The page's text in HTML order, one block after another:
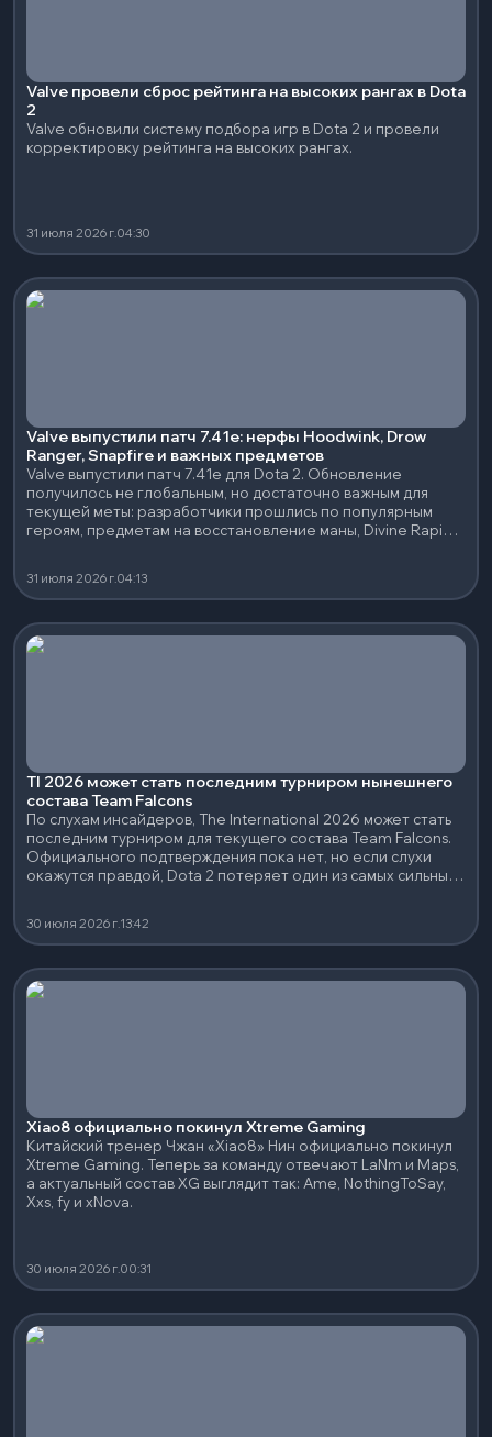
Valve провели сброс рейтинга на высоких рангах в Dota
2
Valve обновили систему подбора игр в Dota 2 и провели
корректировку рейтинга на высоких рангах.
31 июля 2026 г.04:30
Valve выпустили патч 7.41e: нерфы Hoodwink, Drow
Ranger, Snapfire и важных предметов
Valve выпустили патч 7.41e для Dota 2. Обновление
получилось не глобальным, но достаточно важным для
текущей меты: разработчики прошлись по популярным
героям, предметам на восстановление маны, Divine Rapier
31 июля 2026 г.04:13
TI 2026 может стать последним турниром нынешнего
состава Team Falcons
По слухам инсайдеров, The International 2026 может стать
последним турниром для текущего состава Team Falcons.
Официального подтверждения пока нет, но если слухи
окажутся правдой, Dota 2 потеряет один из самых сильных
30 июля 2026 г.13:42
Xiao8 официально покинул Xtreme Gaming
Китайский тренер Чжан «Xiao8» Нин официально покинул
Xtreme Gaming. Теперь за команду отвечают LaNm и Maps,
а актуальный состав XG выглядит так: Ame, NothingToSay,
Xxs, fy и xNova.
30 июля 2026 г.00:31